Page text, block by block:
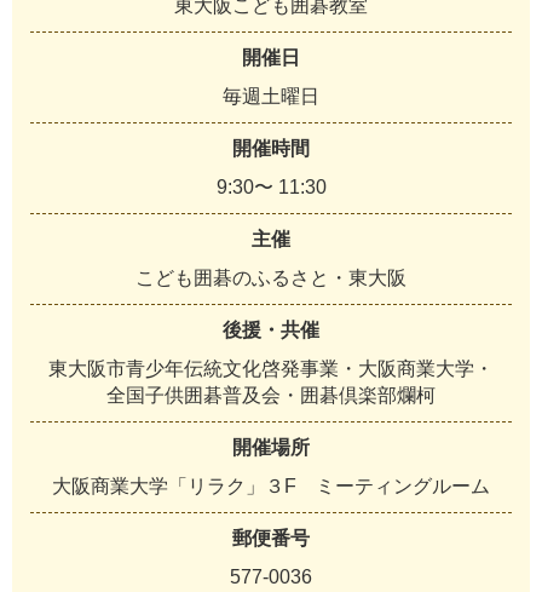
東大阪こども囲碁教室
開催日
毎週土曜日
開催時間
9:30〜 11:30
主催
こども囲碁のふるさと・東大阪
後援・共催
東大阪市青少年伝統文化啓発事業・大阪商業大学・
全国子供囲碁普及会・囲碁倶楽部爛柯
開催場所
大阪商業大学「リラク」３F ミーティングルーム
郵便番号
577-0036